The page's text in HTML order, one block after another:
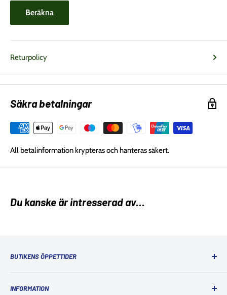
Beräkna
Returpolicy
Säkra betalningar
All betalinformation krypteras och hanteras säkert.
Du kanske är intresserad av...
BUTIKENS ÖPPETTIDER
Måndag: 10:00 - 18:00
INFORMATION